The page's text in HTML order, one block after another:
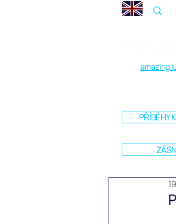
amazing
PŘÍBĚHY